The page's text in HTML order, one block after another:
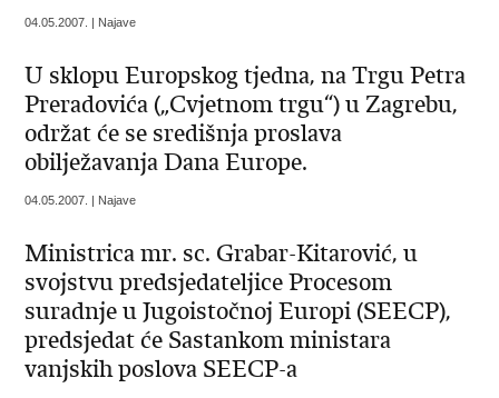
04.05.2007. | Najave
U sklopu Europskog tjedna, na Trgu Petra
Preradovića („Cvjetnom trgu“) u Zagrebu,
održat će se središnja proslava
obilježavanja Dana Europe.
04.05.2007. | Najave
Ministrica mr. sc. Grabar-Kitarović, u
svojstvu predsjedateljice Procesom
suradnje u Jugoistočnoj Europi (SEECP),
predsjedat će Sastankom ministara
vanjskih poslova SEECP-a